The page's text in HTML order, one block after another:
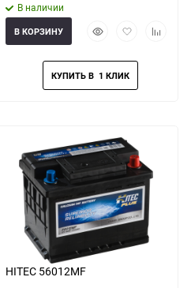
В наличии
БыстрыйДобавить
избранное
Добавить
В КОРЗИНУ
HITEC 56012MF